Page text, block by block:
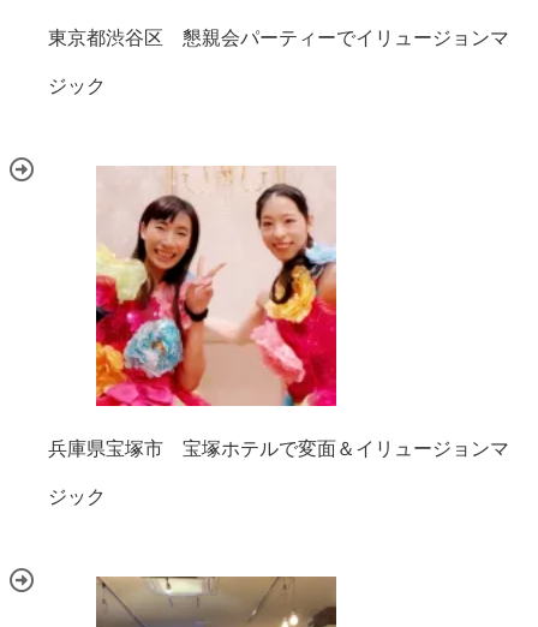
東京都渋谷区 懇親会パーティーでイリュージョンマ
ジック
兵庫県宝塚市 宝塚ホテルで変面＆イリュージョンマ
ジック